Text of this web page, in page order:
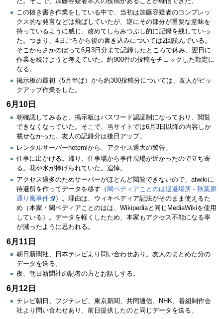
この抜き書き作業をしている中で、当初は加藤容疑者のコンプレッ
クス的な発言などは飛ばしていたが、逆にその部分が重要な意味を
持っているように感じ、改めてしらみつぶし的に記録を残していっ
た。つまり、4日ごろから後の書き込みについては2回読んでいる。
そこからさかのぼって6月3日分まで記録したところで休み、翌日に
作業を続けようと考えていた。約900件の投稿をチェックした勘定に
なる。
掲示板の最初（5月半ば）から約300投稿分については、友人がピッ
クアップ作業をした。
6月10日
朝確認してみると、掲示板はパスワード認証制になっており、閲覧
できなくなっていた。そこで、当サイトでは6月3日以降の内容しか
載せなかった。友人の記録分は後日アップ。
レンタルサーバーhetemlから、アクセス過大の警告。
仕事に出かける。帰り、仕事場から事件現場が近かったので立ち寄
る。花や水が捧げられていた。追悼。
アクセス過多のためサーバーがほとんど閲覧できないので、atwikiに
待避所を作ってデータを移す（ 閾ペディアことのは退避場所 - 秋葉原
通り魔事件
）。理由は、ウィキペディア記法がそのまま使えるた
め（本家・閾ペディアことのはは、Wikipediaと同じMediaWikiを使用
している）。データを軽くしたため、本家もアクセス不能になる率
が減ったように思われる。
6月11日
朝日新聞社、日本テレビより問い合わせあり。友人のまとめた分の
データを送る。
夜、朝日新聞社の記者の方とお話しする。
6月12日
テレビ朝日、フジテレビ、東京新聞、共同通信、NHK、番組制作会
社より問い合わせあり。前日提供したのと同じデータを送る。